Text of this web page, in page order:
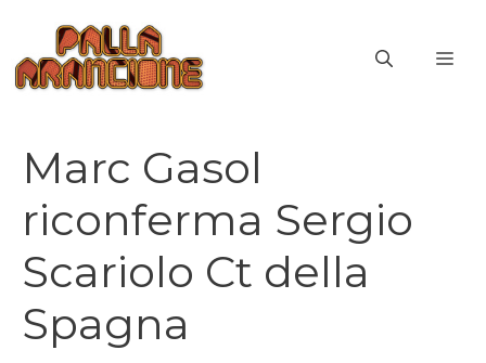
contenuto
Marc Gasol
riconferma Sergio
Scariolo Ct della
Spagna